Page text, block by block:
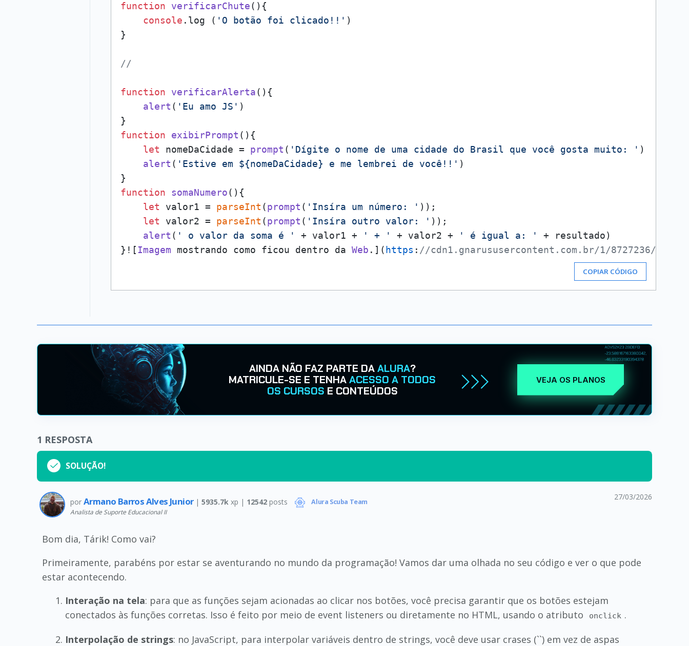
function verificarChute( ){
console . log ( 'O botão foi clicado!!' )
}
//
function verificarAlerta( ){
alert ( 'Eu amo JS' )
function
exibirPrompt ( ){
let nomeDaCidade = prompt ( 'Dígite o nome de uma cidade do Brasil que você gosta muito: ' )
alert ( 'Estive em ${nomeDaCidade} e me lembrei de você!!' )
function
somaNumero( ){
let valor1 = parseInt (prompt ( 'Insíra um número: ' ));
let valor2 = parseInt (prompt ( 'Insíra outro valor: ' ));
alert ( ' o valor da soma é ' + valor1 + ' + ' + valor2 + ' é igual a: '
+ resultado)
}![Imagem mostrando como ficou dentro da Web .]( https : //cdn1.gnarususercontent.com.br/1/8727236/
COPIAR CÓDIGO
AINDA NÃO FAZ PARTE DAALURA?
MATRICULE-SE E TENHAACESSO A TODOS
OS CURSOS E CONTEÚDOS
VEJA OS PLANOS
1 RESPOSTA
SOLUÇÃO!
por Armano Barros Alves Junior | 5935.7k xp | 12542posts Alura Scuba Team
Analista de Suporte Educacional II
27/03/2026
Bom dia, Tárik! Como vai?
Primeiramente, parabéns por estar se aventurando no mundo da programação! Vamos dar uma olhada no seu código e ver o que pode
estar acontecendo.
Interação na tela: para que as funções sejam acionadas ao clicar nos botões, você precisa garantir que os botões estejam
conectados às funções corretas. Isso é feito por meio de event listeners ou diretamente no HTML, usando o atributo
onclick .
Interpolação de strings: no JavaScript, para interpolar variáveis dentro de strings, você deve usar crases (``) em vez de aspas